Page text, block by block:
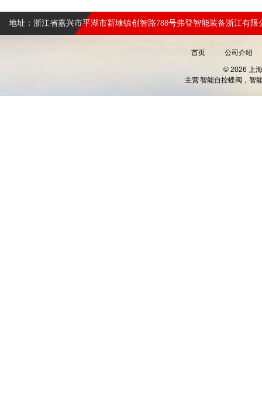
地址：浙江省嘉兴市平湖市新埭镇创智路788号弗登智能装备浙江有限
首页 公司介绍
© 2026 上
主营智能自控蝶阀，智